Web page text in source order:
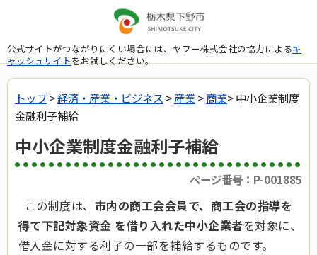
公式サイトがつながりにくい場合には、ヤフー株式会社の協力によるキ
ャッシュサイトをお試しください。
トップ>経済・産業・ビジネス >産業>商業> 中小企業制度
金融利子補給
中小企業制度金融利子補給
ページ番号：P-001885
この制度は、 市内の商工会会員で、商工会の指導を
得て下記対象資金 を借り入れた中小企業者を対象に、
借入金に対する利子の一部を補給するものです。